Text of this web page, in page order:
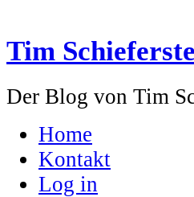
Tim
Der Blog von Tim
Home
Kontakt
Log in